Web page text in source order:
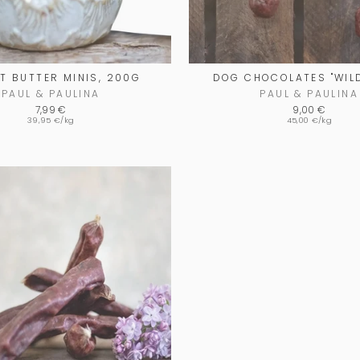
BUTTER MINIS, 200G
PAUL & PAULINA
7,99 €
39,95 €/kg
DOG CHOCOLATES
PAUL & PAULINA
9,00 €
45,00 €/kg